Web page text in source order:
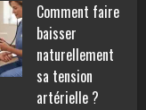
Comment faire
baisser
naturellement
sa tension
artérielle ?